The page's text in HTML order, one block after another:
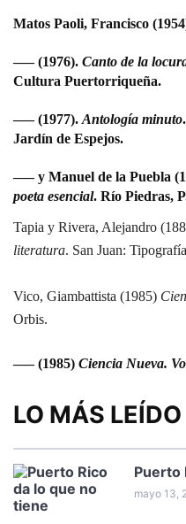
Matos Paoli, Francisco
—– (1976). Canto de la
Cultura Puertorriqueña.
—– (1977). Antología minuto
Jardín de Espejos.
—– y Manuel de la Puebla
poeta esencial. Río Piedras,
Tapia y Rivera, Alejandro
literatura. San Juan:
Vico, Giambattista (1985)
Orbis.
—– (1985) Ciencia Nueva.
LO MÁS LEÍDO
Puerto
mayo 13,